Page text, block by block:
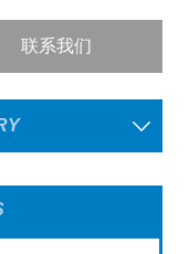
联系我们